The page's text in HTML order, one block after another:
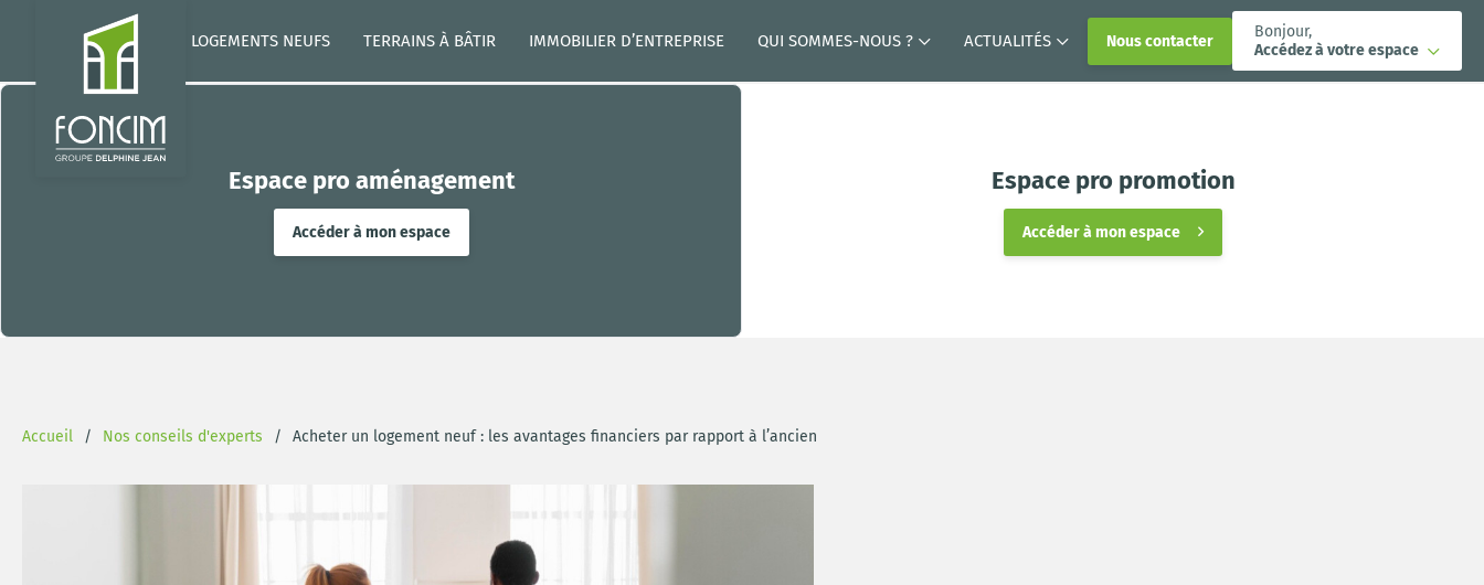
LOGEMENTS NEUFS TERRAINS À BÂTIR IMMOBILIER D’ENTREPRISE QUI SOMMES-NOUS ? ACTUALITÉS Nous contacter
Bonjour,
Accédez à votre espace
Espace pro aménagement
Accéder à mon espace
Espace pro promotion
Accéder à mon espace
Accueil Nos conseils d'experts Acheter un logement neuf : les avantages financiers par rapport à l’ancien